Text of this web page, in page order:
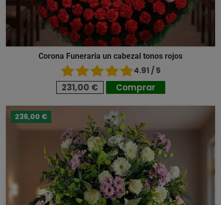
Corona Funeraria un cabezal tonos rojos
4.91 / 5
231,00 € Comprar
236,00 €